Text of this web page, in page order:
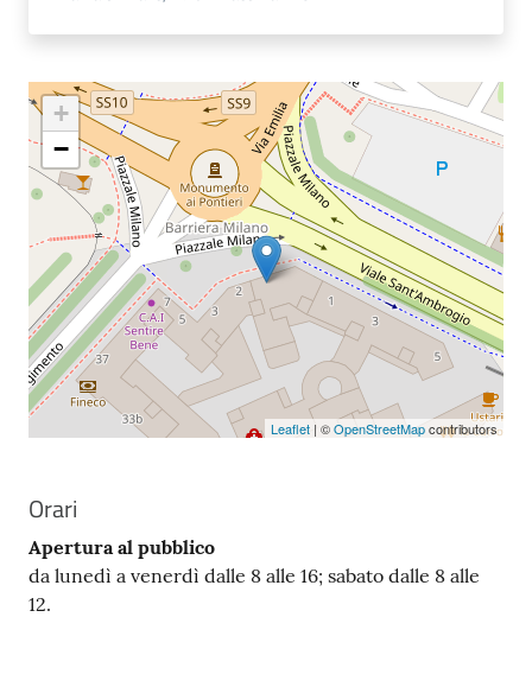
+
−
Leaflet | ©OpenStreetMapcontributors
Orari
Apertura al pubblico
da lunedì a venerdì dalle 8 alle 16; sabato dalle 8 alle
12.